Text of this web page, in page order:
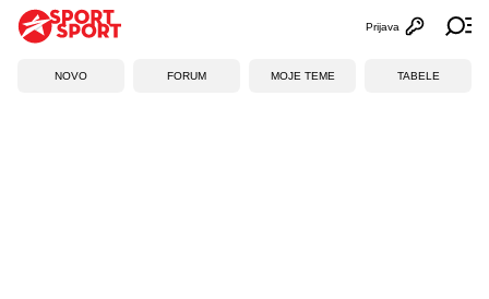
Otvori
Prijava
NOVO FORUM MOJE TEME TABELE